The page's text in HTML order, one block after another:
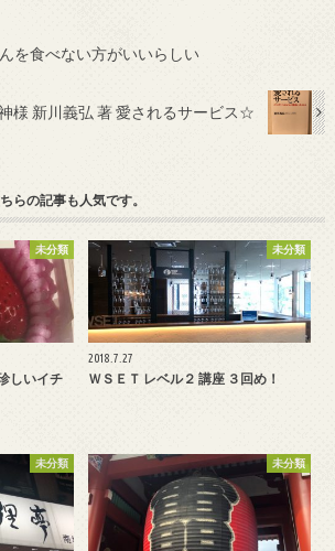
を食べない方がいいらしい
様 新川義弘 著 愛されるサービス☆
らの記事も人気です。
未分類
しいイチ
未分類
2018.7.27
ＷＳＥＴ レベル２ 講座 ３回め！
未分類 未分類